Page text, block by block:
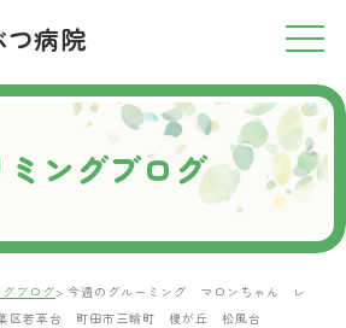
つ病院
予約について
ミングブログ
グブログ
今週のグルーミング マロンちゃん レ
葉区若草台 町田市三輪町 榎が丘 松風台